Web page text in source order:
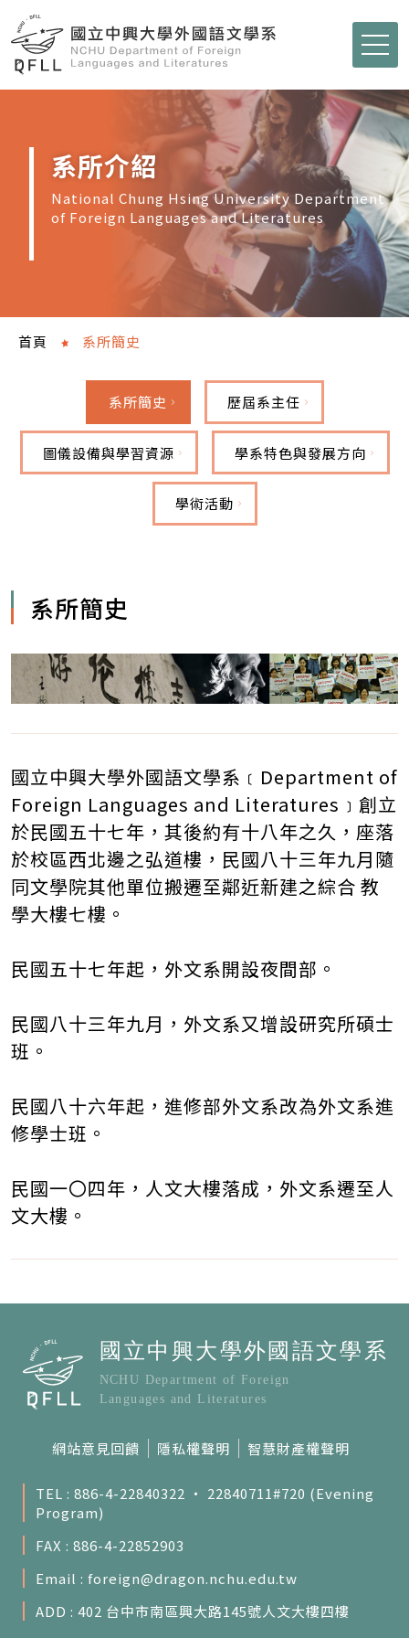
系所介紹
National Chung Hsing University Department
of Foreign Languages and Literatures
首頁 系所簡史
系所簡史 歷屆系主任
圖儀設備與學習資源 學系特色與發展方向
學術活動
系所簡史
國立中興大學外國語文學系﹝Department of
Foreign Languages and Literatures﹞創立
於民國五十七年，其後約有十八年之久，座落
於校區西北邊之弘道樓，民國八十三年九月隨
同文學院其他單位搬遷至鄰近新建之綜合 教
學大樓七樓。
民國五十七年起，外文系開設夜間部。
民國八十三年九月，外文系又增設研究所碩士
班。
民國八十六年起，進修部外文系改為外文系進
修學士班。
民國一〇四年，人文大樓落成，外文系遷至人
文大樓。
網站意見回饋 隱私權聲明 智慧財產權聲明
TEL : 886-4-22840322 ‧ 22840711#720 (Evening
Program)
FAX : 886-4-22852903
Email : foreign@dragon.nchu.edu.tw
ADD : 402 台中市南區興大路145號人文大樓四樓